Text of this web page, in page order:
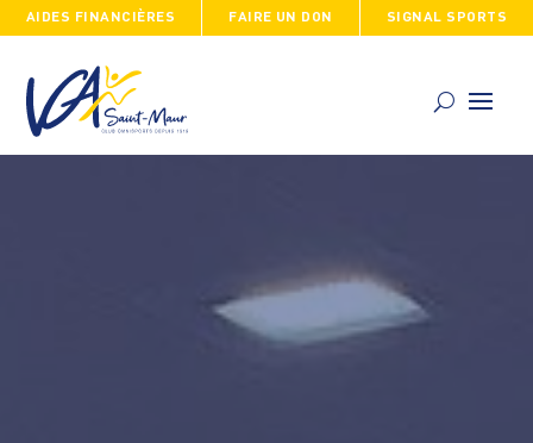
AIDES FINANCIÈRES FAIRE UN DON SIGNAL SPORTS